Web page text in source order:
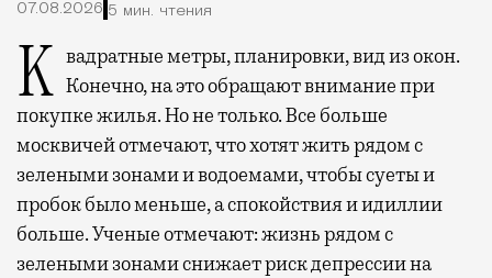
07.08.2026 5 мин. чтения
Квадратные метры, планировки, вид из окон. Конечно, на это обращают внимание при
покупке жилья. Но не только. Все больше
москвичей отмечают, что хотят жить рядом с
зелеными зонами и водоемами, чтобы суеты и
пробок было меньше, а спокойствия и идиллии
больше. Ученые отмечают: жизнь рядом с
зелеными зонами снижает риск депрессии на